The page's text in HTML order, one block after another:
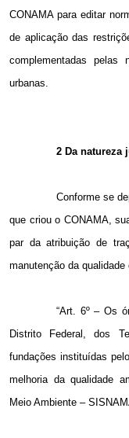
CONAMA para editar
de aplicação das
complementadas
urbanas.
2 Da natureza
Conforme se
que criou o CONAMA,
par da atribuição de
manutenção da
“Art. 6º – Os
Distrito Federal, dos
fundações instituídas
melhoria da qualidade
Meio Ambiente –